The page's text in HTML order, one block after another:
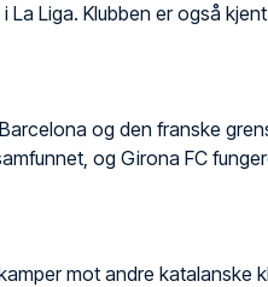
Liga. Klubben er også
og den franske
og Girona FC
mot andre katalanske